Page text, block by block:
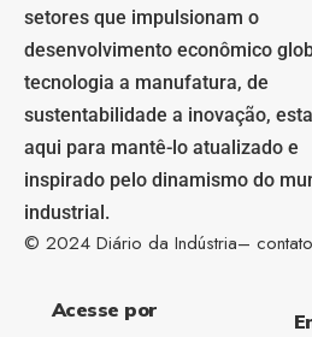
setores que impulsionam o
desenvolvimento econômico
tecnologia a manufatura, de
sustentabilidade a inovação,
aqui para mantê-lo atualizado e
inspirado pelo dinamismo do
industrial.
© 2024 Diário da Indústria–
Acesse por